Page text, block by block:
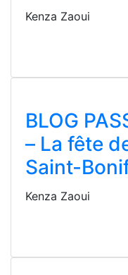
Kenza Zaoui
BLOG
– La fête
Saint-
Kenza Zaoui